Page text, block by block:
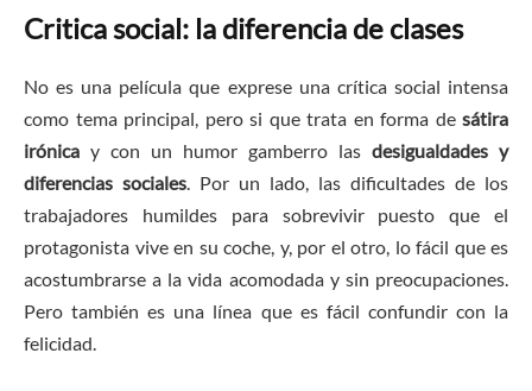
Critica social: la diferencia de clases
No es una película que exprese una crítica social intensa
como tema principal, pero si que trata en forma de sátira
irónica y con un humor gamberro las desigualdades y
diferencias sociales . Por un lado, las dificultades de los
trabajadores humildes para sobrevivir puesto que el
protagonista vive en su coche, y, por el otro, lo fácil que es
acostumbrarse a la vida acomodada y sin preocupaciones.
Pero también es una línea que es fácil confundir con la
felicidad.